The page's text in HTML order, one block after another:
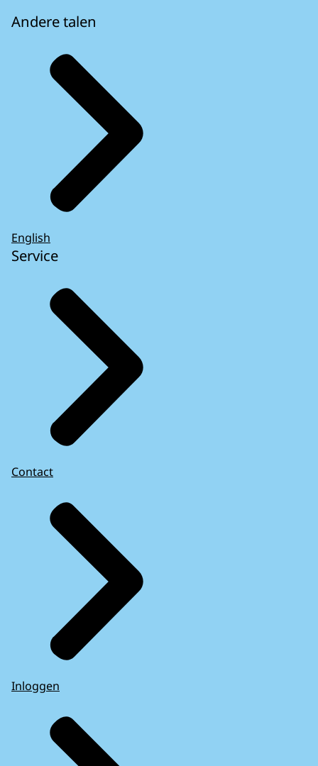
Andere talen
English
Service
Contact
Inloggen